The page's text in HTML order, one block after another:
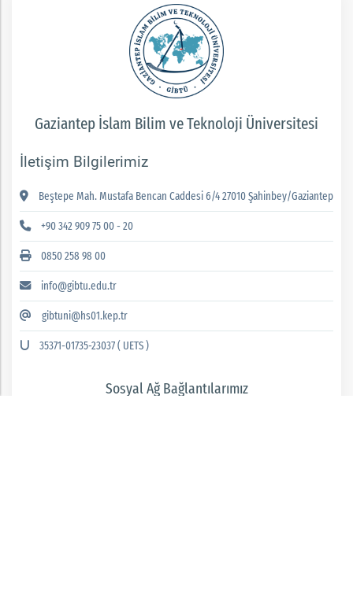
Gaziantep İslam Bilim ve Teknoloji Üniversitesi
İletişim Bilgilerimiz
Beştepe Mah. Mustafa Bencan Caddesi 6/4 27010 Şahinbey/Gaziantep
+90 342 909 75 00 - 20
0850 258 98 00
info@gibtu.edu.tr
gibtuni@hs01.kep.tr
35371-01735-23037 ( UETS )
Sosyal Ağ Bağlantılarımız